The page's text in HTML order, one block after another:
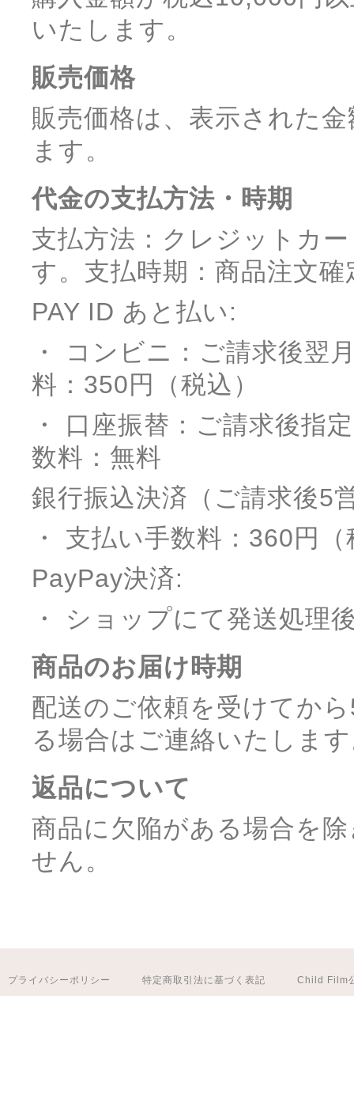
いたします。
販売価格
販売価格は、表示された
ます。
代金の支払方法・時期
支払方法：クレジットカ
す。支払時期：商品注文
PAY ID あと払い:
・ コンビニ：ご請求後翌
料：350円（税込）
・ 口座振替：ご請求後指
数料：無料
銀行振込決済（ご請求後5
・ 支払い手数料：360円
PayPay決済:
・ ショップにて発送処理
商品のお届け時期
配送のご依頼を受けてか
る場合はご連絡いたしま
返品について
商品に欠陥がある場合を
せん。
プライバシーポリシー 特定商取引法に基づく表記 Child Film